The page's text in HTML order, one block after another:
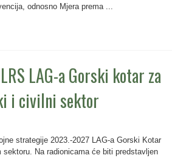
odnosno Mjera prema ...
LAG-a Gorski kotar za
i civilni sektor
strategije 2023.-2027 LAG-a Gorski Kotar
Na radionicama će biti predstavljen